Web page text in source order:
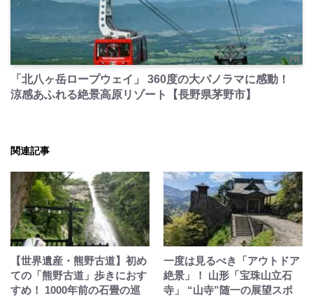
PR
「北八ヶ岳ロープウェイ」 360度の大パノラマに感動！
涼感あふれる絶景高原リゾート【長野県茅野市】
関連記事
【世界遺産・熊野古道】初め
ての「熊野古道」歩きにおす
すめ！ 1000年前の石畳の巡
一度は見るべき「アウトドア
絶景」！ 山形「宝珠山立石
寺」 “山寺”随一の展望スポ